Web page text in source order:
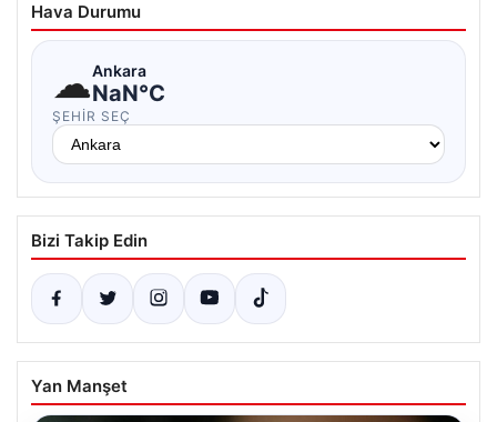
Hava Durumu
☁Ankara
NaN°C
ŞEHIR SEÇ
Bizi Takip Edin
Yan Manşet